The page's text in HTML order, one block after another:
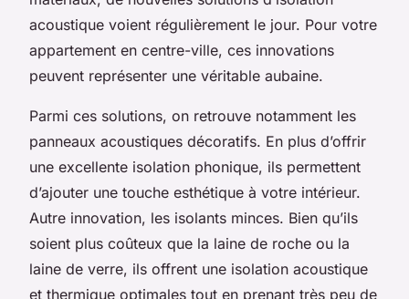
acoustique voient régulièrement le jour. Pour votre
appartement en centre-ville, ces innovations
peuvent représenter une véritable aubaine.
Parmi ces solutions, on retrouve notamment les
panneaux acoustiques décoratifs. En plus d’offrir
une excellente isolation phonique, ils permettent
d’ajouter une touche esthétique à votre intérieur.
Autre innovation, les isolants minces. Bien qu’ils
soient plus coûteux que la laine de roche ou la
laine de verre, ils offrent une isolation acoustique
et thermique optimales tout en prenant très peu de